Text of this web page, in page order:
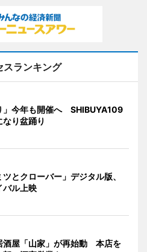
スランキング
」今年も開催へ SHIBUYA109
り盆踊り
とクローバー」デジタル版、
バル上映
酒屋「山家」が再始動 本店を